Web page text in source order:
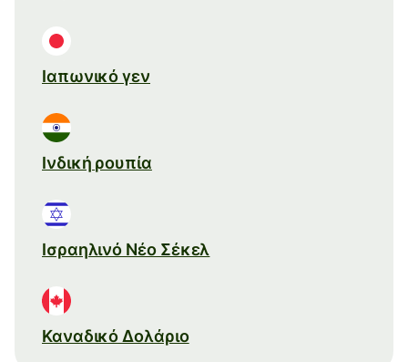
Ιαπωνικό γεν
Ινδική ρουπία
Ισραηλινό Νέο Σέκελ
Καναδικό Δολάριο